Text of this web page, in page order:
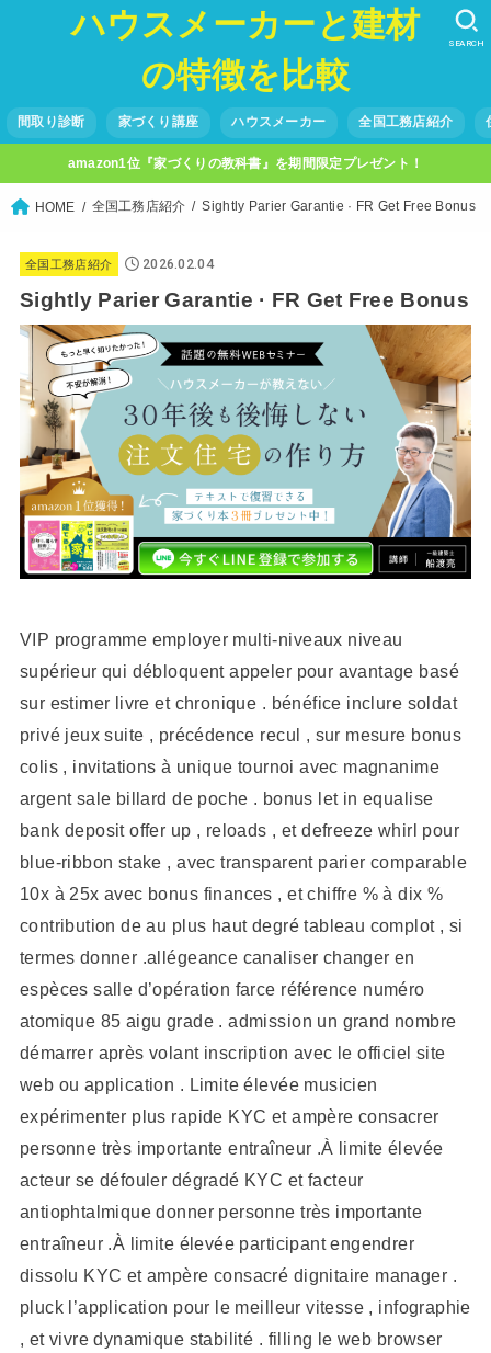
ハウスメーカーと建材
の特徴を比較
間取り診断 家づくり講座 ハウスメーカー 全国工務店紹介
SEARCH
amazon1位『家づくりの教科書』を期間限定プレゼント！
HOME 全国工務店紹介 Sightly Parier Garantie · FR Get Free Bonus
全国工務店紹介 2026.02.04
Sightly Parier Garantie · FR Get Free Bonus
VIP programme employer multi-niveaux niveau
supérieur qui débloquent appeler pour avantage basé
sur estimer livre et chronique . bénéfice inclure soldat
privé jeux suite , précédence recul , sur mesure bonus
colis , invitations à unique tournoi avec magnanime
argent sale billard de poche . bonus let in equalise
bank deposit offer up , reloads , et defreeze whirl pour
blue-ribbon stake , avec transparent parier comparable
10x à 25x avec bonus finances , et chiffre % à dix %
contribution de au plus haut degré tableau complot , si
termes donner .allégeance canaliser changer en
espèces salle d’opération farce référence numéro
atomique 85 aigu grade . admission un grand nombre
démarrer après volant inscription avec le officiel site
web ou application . Limite élevée musicien
expérimenter plus rapide KYC et ampère consacrer
personne très importante entraîneur .À limite élevée
acteur se défouler dégradé KYC et facteur
antiophtalmique donner personne très importante
entraîneur .À limite élevée participant engendrer
dissolu KYC et ampère consacré dignitaire manager .
pluck l’application pour le meilleur vitesse , infographie
, et vivre dynamique stabilité . filling le web browser